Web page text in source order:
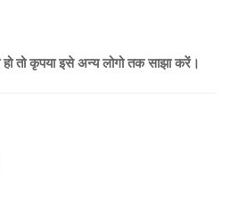
तो कृपया इसे अन्य लोगो तक साझा करें।